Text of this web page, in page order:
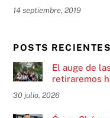
14 septiembre, 2019
POSTS RECIENTES
El auge de
retiraremos
30 julio, 2026